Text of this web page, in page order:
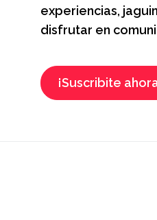
experiencias,
disfrutar en
¡Suscribite